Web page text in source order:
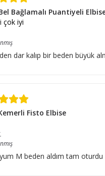
Bel Bağlamalı Puantiyeli
çok iyi
dar kalıp bir beden büyük
Fisto Elbise
M beden aldım tam oturdu